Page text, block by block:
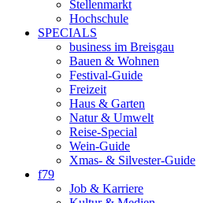
Stellenmarkt
Hochschule
SPECIALS
business im Breisgau
Bauen & Wohnen
Festival-Guide
Freizeit
Haus & Garten
Natur & Umwelt
Reise-Special
Wein-Guide
Xmas- & Silvester-Guide
f79
Job & Karriere